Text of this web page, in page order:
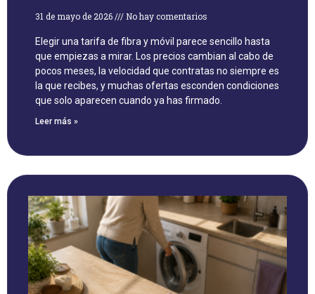
31 de mayo de 2026 No hay comentarios
Elegir una tarifa de fibra y móvil parece sencillo hasta
que empiezas a mirar. Los precios cambian al cabo de
pocos meses, la velocidad que contratas no siempre es
la que recibes, y muchas ofertas esconden condiciones
que solo aparecen cuando ya has firmado.
Leer más »